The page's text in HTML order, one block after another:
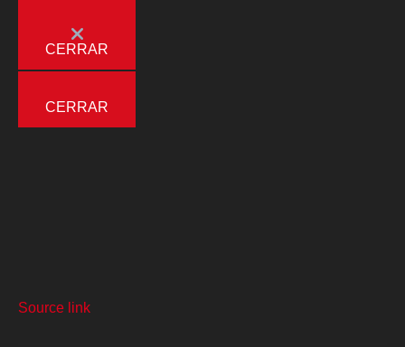
CERRAR
CERRAR
Source link